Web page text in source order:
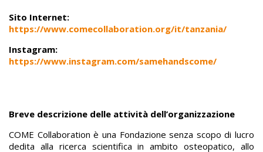
Sito Internet:
https://www.comecollaboration.org/it/tanzania/
Instagram:
https://www.instagram.com/samehandscome/
Breve descrizione delle attività dell’organizzazione
COME Collaboration è una Fondazione senza scopo di lucro
dedita alla ricerca scientifica in ambito osteopatico, allo